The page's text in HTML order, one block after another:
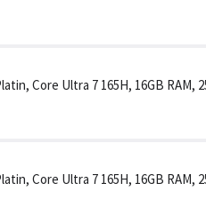
Core Ultra 7 165H, 16GB RAM,
Core Ultra 7 165H, 16GB RAM,